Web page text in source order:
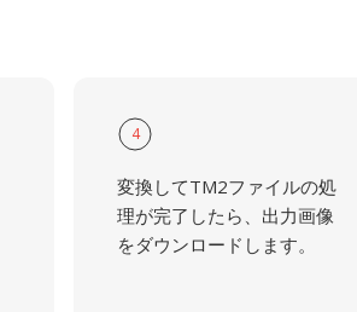
4
変換してTM2ファイルの処
理が完了したら、出力画像
をダウンロードします。